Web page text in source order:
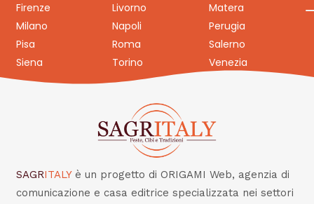
Firenze
Livorno
Matera
Milano
Napoli
Perugia
Pisa
Roma
Salerno
Siena
Torino Venezia
SAGRITALY è un progetto di ORIGAMI Web, agenzia di
comunicazione e casa editrice specializzata nei settori